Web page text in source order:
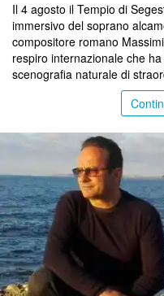
Il 4 agosto il Tempio di
immersivo del soprano
compositore romano
respiro internazionale che
scenografia naturale di